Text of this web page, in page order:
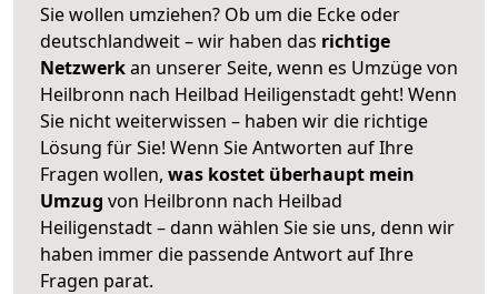
Sie wollen umziehen? Ob um die Ecke oder
deutschlandweit – wir haben das richtige
Netzwerkan unserer Seite, wenn es Umzüge von
Heilbronn nach Heilbad Heiligenstadt geht! Wenn
Sie nicht weiterwissen – haben wir die richtige
Lösung für Sie! Wenn Sie Antworten auf Ihre
Fragen wollen, was kostet überhaupt mein
Umzug von Heilbronn nach Heilbad
Heiligenstadt – dann wählen Sie sie uns, denn wir
haben immer die passende Antwort auf Ihre
Fragen parat.